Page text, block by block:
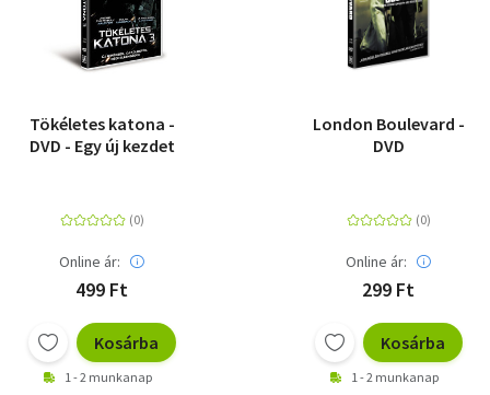
Tökéletes katona -
DVD - Egy új kezdet
Online ár:
499 Ft
Kosárba
1 - 2 munkanap
London Boulevard -
DVD
Online ár:
299 Ft
Kosárba
1 - 2 munkanap